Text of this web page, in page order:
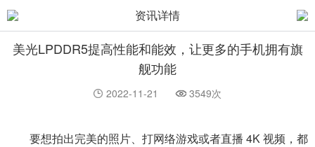
资讯详情
美光LPDDR5提高性能和能效，让更多的手机拥有旗
舰功能
2022-11-21 3549次
要想拍出完美的照片、打网络游戏或者直播 4K 视频，都